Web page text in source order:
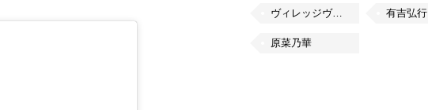
ヴィレッジヴァンガード 有吉弘行
原菜乃華